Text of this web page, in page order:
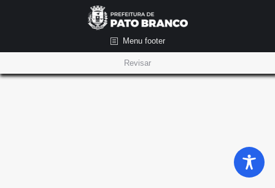
Menu footer
Revisar